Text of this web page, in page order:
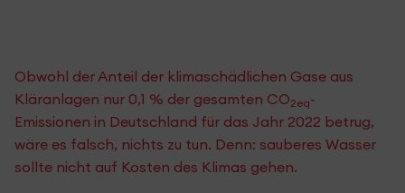
Obwohl der Anteil der klimaschädlichen Gase aus
Kläranlagen nur 0,1 % der gesamten CO2eq-
Emissionen in Deutschland für das Jahr 2022 betrug,
wäre es falsch, nichts zu tun. Denn: sauberes Wasser
sollte nicht auf Kosten des Klimas gehen.